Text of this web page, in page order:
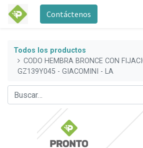
Contáctenos
Todos los productos
CODO HEMBRA BRONCE CON
GZ139Y045 - GIACOMINI - LA